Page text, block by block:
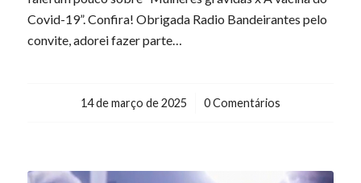
Covid-19”. Confira! Obrigada Radio Bandeirantes pelo
convite, adorei fazer parte…
14 de março de 2025
/ 0 Comentários